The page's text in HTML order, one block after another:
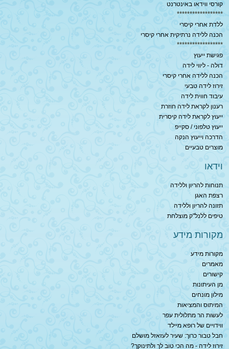
קורסי ווידאו באינטרנט
******************
ללדת אחרי קיסרי
הכנה ללידה נרתיקית אחרי קיסרי
******************
פגישת ייעוץ
דולה - ליווי לידה
הכנה ללידה אחרי קיסרי
זירוז לידה טבעי
עיבוד חווית לידה
רענון לקראת לידה חוזרת
ייעוץ לקראת לידה קיסרית
ייעוץ טלפוני / סקייפ
הדרכה וייעוץ הנקה
מוצרים טבעיים
וידאו
תנוחות להריון וללידה
רצפת האגן
תזונה להריון וללידה
טיפים ללנל"ק מוצלחת
מקורות מידע
מקורות מידע
מאמרים
קישורים
מן העיתונות
מילון מונחים
המיתוס והמציאות
לעשות הר מתלולית עפר
ווידויים של רופא מיילד
חבל טבור כרוך: שעיר לעזאזל מושלם
זירוז לידה - מה הכי טוב לך ולתינוקך?